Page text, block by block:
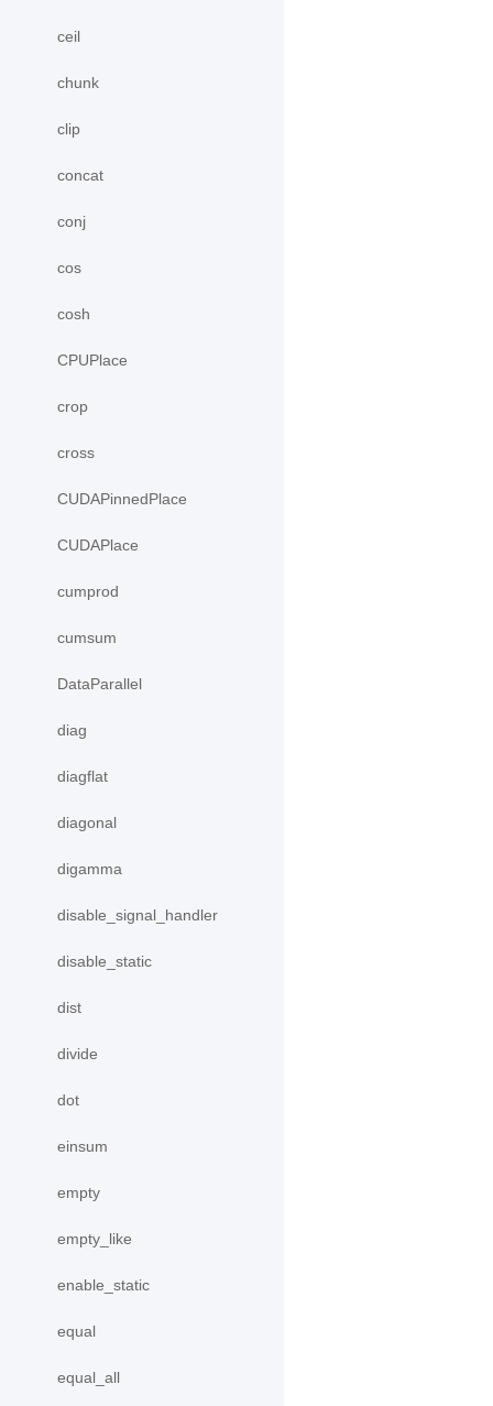
ceil
chunk
clip
concat
conj
cos
cosh
CPUPlace
crop
cross
CUDAPinnedPlace
CUDAPlace
cumprod
cumsum
DataParallel
diag
diagflat
diagonal
digamma
disable_signal_handler
disable_static
dist
divide
dot
einsum
empty
empty_like
enable_static
equal
equal_all